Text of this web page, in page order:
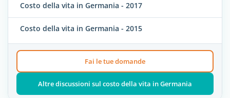
Costo della vita in Germania - 2017
Costo della vita in Germania - 2015
Fai le tue domande
Altre discussioni sul costo della vita in Germania